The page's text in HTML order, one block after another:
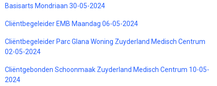
Basisarts Mondriaan 30-05-2024
Cliëntbegeleider EMB Maandag 06-05-2024
Cliëntbegeleider Parc Glana Woning Zuyderland Medisch Centrum
02-05-2024
Cliëntgebonden Schoonmaak Zuyderland Medisch Centrum 10-05-
2024